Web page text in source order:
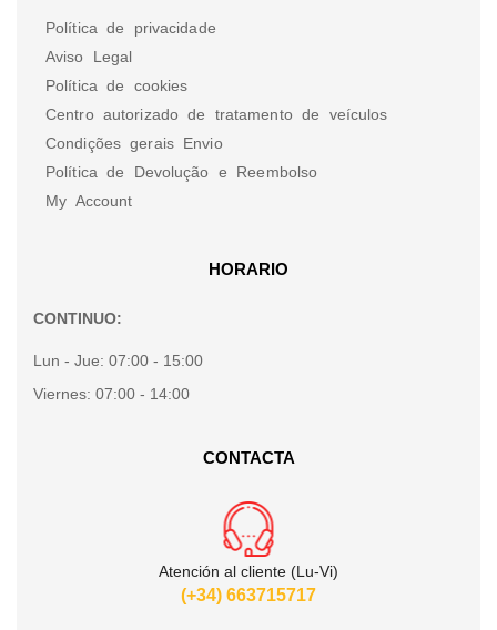
Política de privacidade
Aviso Legal
Política de cookies
Centro autorizado de tratamento de veículos
Condições gerais Envio
Política de Devolução e Reembolso
My Account
HORARIO
CONTINUO:
Lun - Jue: 07:00 - 15:00
Viernes: 07:00 - 14:00
CONTACTA
Atención al cliente (Lu-Vi)
(+34) 663715717